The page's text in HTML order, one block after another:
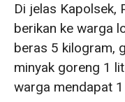
Di jelas Kapolsek,
berikan ke warga
beras 5 kilogram,
minyak goreng 1
warga mendapat 1